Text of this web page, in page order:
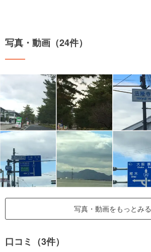
写真・動画（24件）
写真・動画をもっとみる
口コミ（3件）